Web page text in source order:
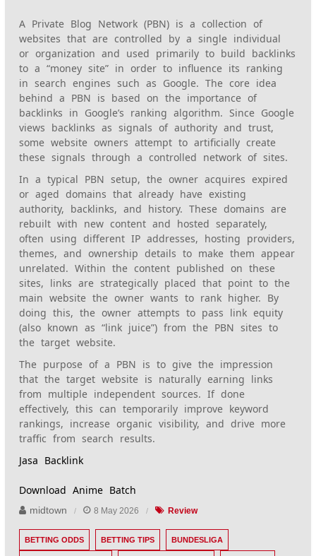
A Private Blog Network (PBN) is a collection of
websites that are controlled by a single individual
or organization and used primarily to build backlinks
to a “money site” in order to influence its ranking
in search engines such as Google. The core idea
behind a PBN is based on the importance of
backlinks in Google’s ranking algorithm. Since Google
views backlinks as signals of authority and trust,
some website owners attempt to artificially create
these signals through a controlled network of sites.
In a typical PBN setup, the owner acquires expired
or aged domains that already have existing
authority, backlinks, and history. These domains are
rebuilt with new content and hosted separately,
often using different IP addresses, hosting providers,
themes, and ownership details to make them appear
unrelated. Within the content published on these
sites, links are strategically placed that point to the
main website the owner wants to rank higher. By
doing this, the owner attempts to pass link equity
(also known as “link juice”) from the PBN sites to
the target website.
The purpose of a PBN is to give the impression
that the target website is naturally earning links
from multiple independent sources. If done
effectively, this can temporarily improve keyword
rankings, increase organic visibility, and drive more
traffic from search results.
Jasa Backlink
Download Anime Batch
midtown 8 May 2026 Review
BETTING ODDS BETTING TIPS BUNDESLIGA